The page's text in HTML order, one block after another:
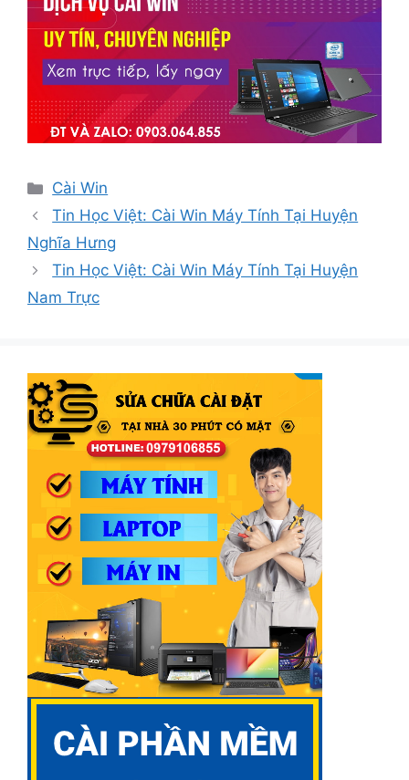
Danh
mục
Cài Win
Tin Học Việt: Cài Win Máy Tính Tại Huyện
Nghĩa Hưng
Tin Học Việt: Cài Win Máy Tính Tại Huyện
Nam Trực